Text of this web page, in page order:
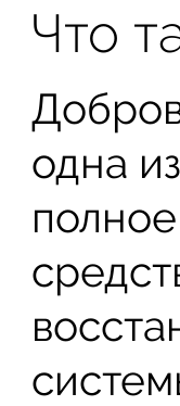
Что
одна